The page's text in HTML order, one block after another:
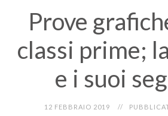
Prove
classi prime;
e i suoi
12 FEBBRAIO 2019